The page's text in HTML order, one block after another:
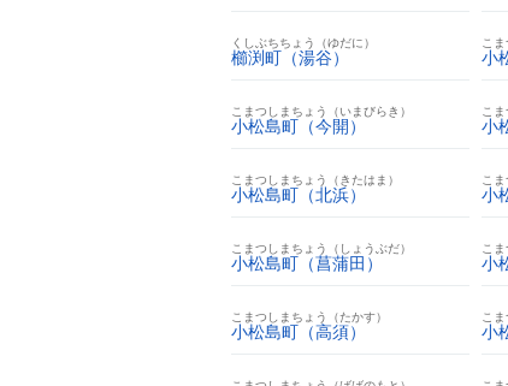
くしぶちちょう（ゆだに）
櫛渕町（湯谷）
こ
小
こまつしまちょう（いまびらき）
小松島町（今開）
こ
小
こまつしまちょう（きたはま）
小松島町（北浜）
こ
小
こまつしまちょう（しょうぶだ）
小松島町（菖蒲田）
こ
小
こまつしまちょう（たかす）
小松島町（高須）
こ
小